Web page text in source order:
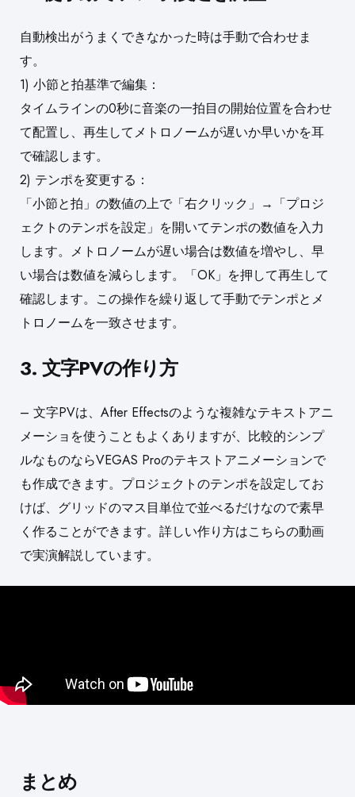
自動検出がうまくできなかった時は手動で合わせま
す。
1) 小節と拍基準で編集：
タイムラインの0秒に音楽の一拍目の開始位置を合わせ
て配置し、再生してメトロノームが遅いか早いかを耳
で確認します。
2) テンポを変更する：
「小節と拍」の数値の上で「右クリック」→「プロジ
ェクトのテンポを設定」を開いてテンポの数値を入力
します。メトロノームが遅い場合は数値を増やし、早
い場合は数値を減らします。「OK」を押して再生して
確認します。この操作を繰り返して手動でテンポとメ
トロノームを一致させます。
3. 文字PVの作り方
– 文字PVは、After Effectsのような複雑なテキストアニ
メーショを使うこともよくありますが、比較的シンプ
ルなものならVEGAS Proのテキストアニメーションで
も作成できます。プロジェクトのテンポを設定してお
けば、グリッドのマス目単位で並べるだけなので素早
く作ることができます。詳しい作り方はこちらの動画
で実演解説しています。
まとめ